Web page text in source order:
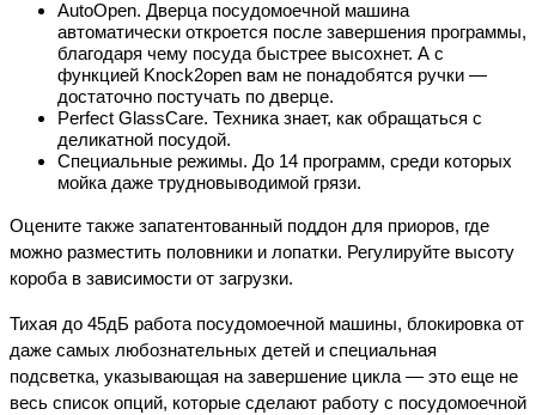
AutoOpen. Дверца посудомоечной машина
автоматически откроется после завершения программы,
благодаря чему посуда быстрее высохнет. А с
функцией Knock2open вам не понадобятся ручки —
достаточно постучать по дверце.
Perfect GlassCare. Техника знает, как обращаться с
деликатной посудой.
Специальные режимы. До 14 программ, среди которых
мойка даже трудновыводимой грязи.
Оцените также запатентованный поддон для приоров, где
можно разместить половники и лопатки. Регулируйте высоту
короба в зависимости от загрузки.
Тихая до 45дБ работа посудомоечной машины, блокировка от
даже самых любознательных детей и специальная
подсветка, указывающая на завершение цикла — это еще не
весь список опций, которые сделают работу с посудомоечной